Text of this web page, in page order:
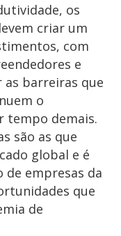
os
criar um
com
e
as barreiras que
o
tempo demais.
são as que
global e é
de empresas da
que
de